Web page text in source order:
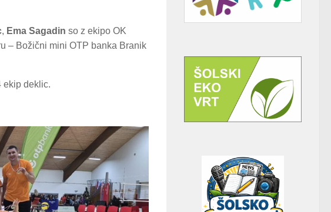
, Ema Sagadin so z ekipo OK
– Božični mini OTP banka Branik
ekip deklic.